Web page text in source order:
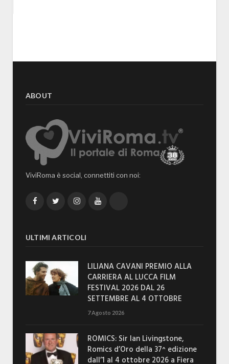
ABOUT
ViviRoma è social, connettiti con noi:
FacebookTwitterInstagramYouTube
ULTIMI ARTICOLI
LILIANA CAVANI PREMIO ALLA
CARRIERA AL LUCCA FILM
FESTIVAL 2026 DAL 26
SETTEMBRE AL 4 OTTOBRE
7 Agosto 2026
ROMICS: Sir Ian Livingstone,
Romics d’Oro della 37^ edizione
dall’1 al 4 ottobre 2026 a Fiera